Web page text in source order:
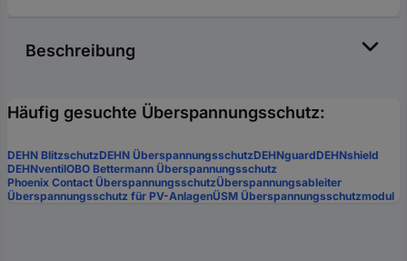
Beschreibung
Häufig gesuchte Überspannungsschutz:
DEHN BlitzschutzDEHN ÜberspannungsschutzDEHNguardDEHNshield
DEHNventilOBO Bettermann Überspannungsschutz
Phoenix Contact ÜberspannungsschutzÜberspannungsableiter
Überspannungsschutz für PV-AnlagenÜSM Überspannungsschutzmodul